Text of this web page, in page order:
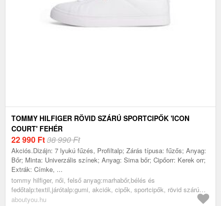
TOMMY HILFIGER RÖVID SZÁRÚ SPORTCIPŐK 'ICON
COURT' FEHÉR
22 990 Ft38 990 Ft
Akciós.Dizájn: 7 lyukú fűzés, Profiltalp; Zárás típusa: fűzős; Anyag:
Bőr; Minta: Univerzális színek; Anyag: Sima bőr; Cipőorr: Kerek orr;
Extrák: Címke, ...
tommy hilfiger, női, felső anyag:marhabőr,bélés és
fedőtalp:textil,járótalp:gumi, akciók, cipők, sportcipők, rövid szárú
edzőcipők, alkalmi sportcipők, fehér
aboutyou.hu